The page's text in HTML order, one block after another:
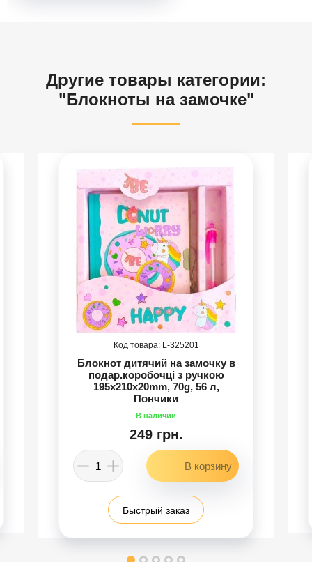
Другие товары категории:
"Блокноты на замочке"
325201
Блокнот дитячий на замочку в
подар.коробочці з ручкою
195x210х20mm, 70g, 56 л,
Пончики
249 грн.
Быстрый заказ